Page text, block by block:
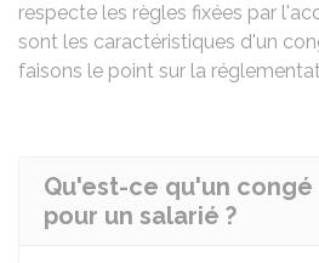
respecte les règles fixées par
sont les caractéristiques d'un
faisons le point sur la
Qu'est-ce qu'un
pour un salarié ?